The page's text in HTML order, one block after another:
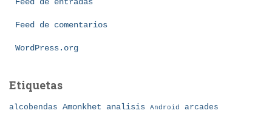
Feed de comentarios
WordPress.org
Etiquetas
alcobendas Amonkhet analisis Android arcades